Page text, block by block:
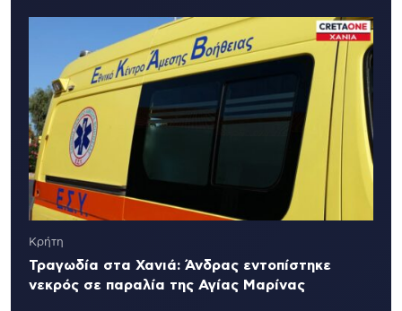
Κρήτη
Τραγωδία στα Χανιά: Άνδρας εντοπίστηκε
νεκρός σε παραλία της Αγίας Μαρίνας